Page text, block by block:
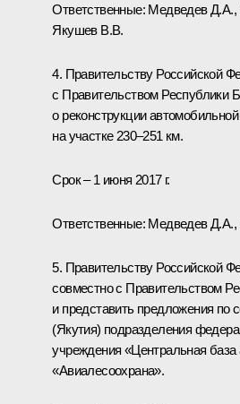
Ответственные: Медведев
Якушев В.В.
4. Правительству Российской
с Правительством Республики
о реконструкции
на участке 230–251 км.
Срок – 1 июня 2017 г.
Ответственные: Медведев
5. Правительству Российской
совместно с Правительством
и представить предложения по
(Якутия) подразделения
учреждения «Центральная
«Авиалесоохрана».